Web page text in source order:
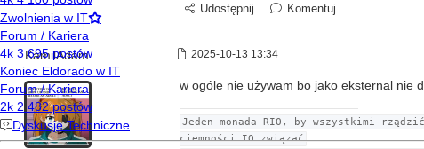
Udostępnij Komentuj
KamilAdam 2025-10-13 13:34
w ogóle nie używam bo jako eksternal nie
Jeden monada RIO, by wszystkimi
ciemności IO związać